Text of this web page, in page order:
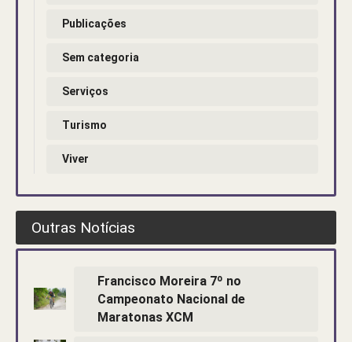
Publicações
Sem categoria
Serviços
Turismo
Viver
Outras Notícias
Francisco Moreira 7º no
Campeonato Nacional de
Maratonas XCM